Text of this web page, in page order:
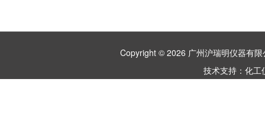
Copyright © 2026 广州沪瑞明仪器有
技术支持： 化工